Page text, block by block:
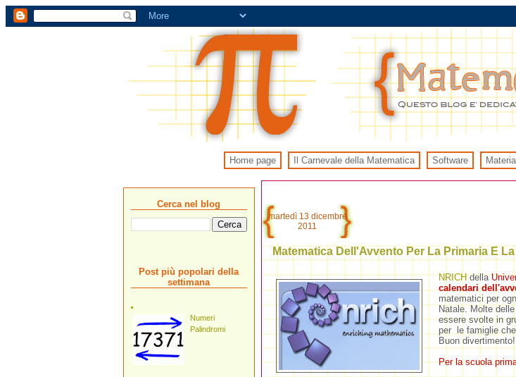
Home page Il Carnevale della Matematica Software
martedì 13 dicembre
2011
Matematica Dell'Avvento Per La Primaria E
NRICHdella
calendari
matematici per
Natale. Molte
essere svolte in
per le famiglie
Buon divertimento!
Per la scuola
Cerca nel blog
Post più popolari della
settimana
Numeri
Palindromi